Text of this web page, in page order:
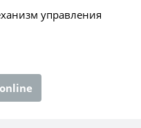
управления